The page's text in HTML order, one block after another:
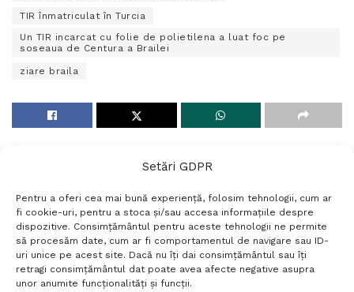
Setări GDPR
Pentru a oferi cea mai bună experiență, folosim tehnologii, cum ar
fi cookie-uri, pentru a stoca și/sau accesa informațiile despre
dispozitive. Consimțământul pentru aceste tehnologii ne permite
să procesăm date, cum ar fi comportamentul de navigare sau ID-
uri unice pe acest site. Dacă nu îți dai consimțământul sau îți
retragi consimțământul dat poate avea afecte negative asupra
unor anumite funcționalități și funcții.
TIR înmatriculat în Turcia
Un TIR incarcat cu folie de polietilena a luat foc pe
soseaua de Centura a Brailei
ziare braila
Termeni si conditii
Politică de confidențialitate
Politica cookies
Setări GDPR